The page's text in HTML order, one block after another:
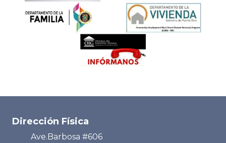
Dirección Física
Ave.Barbosa #606